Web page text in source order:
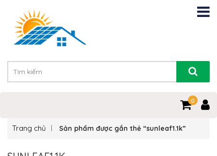
0
Trang chủ Sản phẩm được gắn thẻ “sunleaf1.1k”